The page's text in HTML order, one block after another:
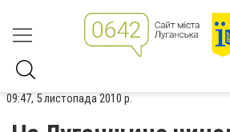
09:47, 5 листопада 2010 р.